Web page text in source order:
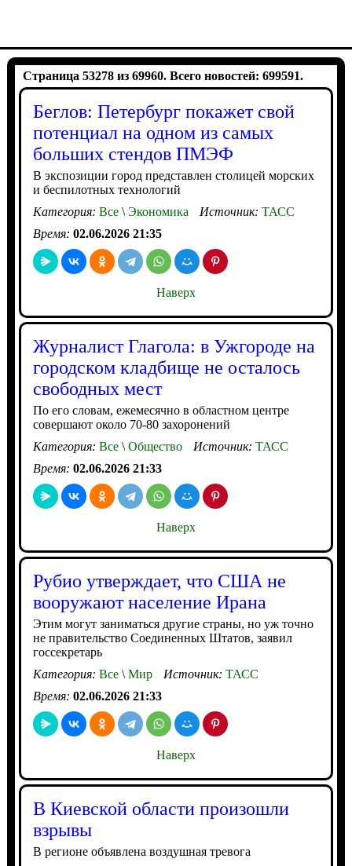
Страница 53278 из 69960. Всего новостей: 699591.
Беглов: Петербург покажет свой
потенциал на одном из самых
больших стендов ПМЭФ
В экспозиции город представлен столицей морских
и беспилотных технологий
Категория: Все\Экономика Источник: ТАСС
Время: 02.06.2026 21:35
Наверх
Журналист Глагола: в Ужгороде на
городском кладбище не осталось
свободных мест
По его словам, ежемесячно в областном центре
совершают около 70-80 захоронений
Категория: Все\Общество Источник: ТАСС
Время: 02.06.2026 21:33
Наверх
Рубио утверждает, что США не
вооружают население Ирана
Этим могут заниматься другие страны, но уж точно
не правительство Соединенных Штатов, заявил
госсекретарь
Категория: Все\Мир Источник: ТАСС
Время: 02.06.2026 21:33
Наверх
В Киевской области произошли
взрывы
В регионе объявлена воздушная тревога